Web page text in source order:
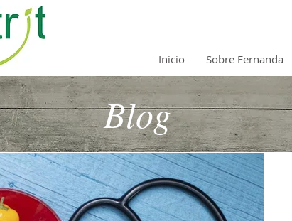
Inicio Sobre Fernanda
Blog